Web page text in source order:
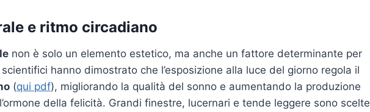
e ritmo circadiano
non è solo un elemento estetico, ma anche un fattore determinante per
hanno dimostrato che l’esposizione alla luce del giorno regola il
(qui pdf), migliorando la qualità del sonno e aumentando la produzione
della felicità. Grandi finestre, lucernari e tende leggere sono scelte